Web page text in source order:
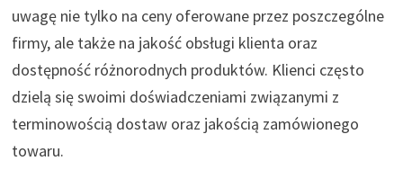
uwagę nie tylko na ceny oferowane przez poszczególne
firmy, ale także na jakość obsługi klienta oraz
dostępność różnorodnych produktów. Klienci często
dzielą się swoimi doświadczeniami związanymi z
terminowością dostaw oraz jakością zamówionego
towaru.